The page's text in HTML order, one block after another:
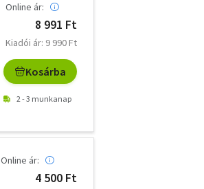
Online ár:
8 991 Ft
Kiadói ár: 9 990 Ft
Kosárba
2 - 3 munkanap
Online ár:
4 500 Ft